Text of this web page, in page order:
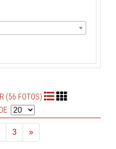
(56 FOTOS)
3
»
Næste